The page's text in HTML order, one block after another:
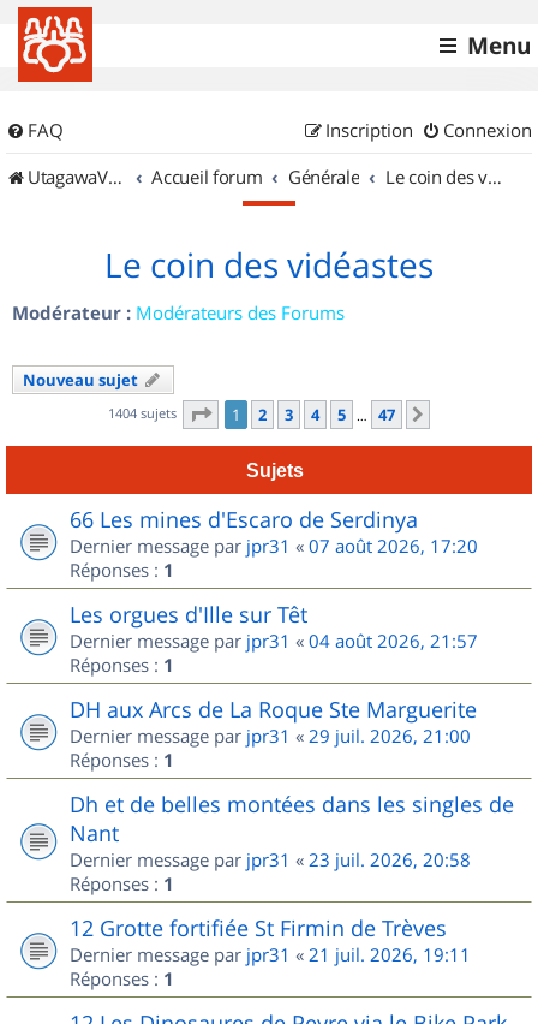
Menu
FAQ Connexion
Inscription
UtagawaVTT (Randos VTT et VTTAE avec traces GPS)
Accueil forum Générale Le coin des vidéastes
Le coin des vidéastes
Modérateur : Modérateurs des Forums
Nouveau sujet
1404 sujets Page 1sur
1 2 3 4 5 … 47
Sujets
66 Les mines d'Escaro de Serdinya
Dernier message par jpr31 « 07 août 2026, 17:20
Réponses : 1
Les orgues d'Ille sur Têt
Dernier message par jpr31 « 04 août 2026, 21:57
Réponses : 1
DH aux Arcs de La Roque Ste Marguerite
Dernier message par jpr31 « 29 juil. 2026, 21:00
Réponses : 1
Dh et de belles montées dans les singles de
Nant
Dernier message par jpr31 « 23 juil. 2026, 20:58
Réponses : 1
12 Grotte fortifiée St Firmin de Trèves
Dernier message par jpr31 « 21 juil. 2026, 19:11
Réponses : 1